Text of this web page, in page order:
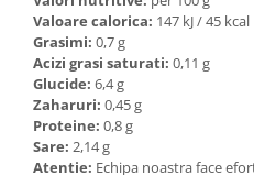
Valoare calorica: 147 kJ / 45 kcal
Grasimi: 0,7 g
Acizi grasi saturati: 0,11 g
Glucide: 6,4 g
Zaharuri: 0,45 g
Proteine: 0,8 g
Sare: 2,14 g
Atentie: Echipa noastra face